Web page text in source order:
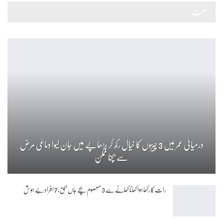
درمیانی عمر میں 3 چیزوں کا خیال رکھ کر بڑھاپے میں جان لیوا دماغی مرض
سے بچنا ممکن
رات کا رکھا ہوا کھانا کھانے سے 3 معصوم بچے جاں بحق، 7 افراد بے ہوش